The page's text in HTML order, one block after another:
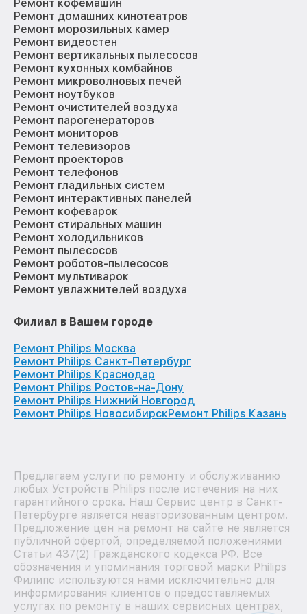
Ремонт кофемашин
Ремонт домашних кинотеатров
Ремонт морозильных камер
Ремонт видеостен
Ремонт вертикальных пылесосов
Ремонт кухонных комбайнов
Ремонт микроволновых печей
Ремонт ноутбуков
Ремонт очистителей воздуха
Ремонт парогенераторов
Ремонт мониторов
Ремонт телевизоров
Ремонт проекторов
Ремонт телефонов
Ремонт гладильных систем
Ремонт интерактивных панелей
Ремонт кофеварок
Ремонт стиральных машин
Ремонт холодильников
Ремонт пылесосов
Ремонт роботов-пылесосов
Ремонт мультиварок
Ремонт увлажнителей воздуха
Филиал в Вашем городе
Ремонт Philips Москва
Ремонт Philips Санкт-Петербург
Ремонт Philips Краснодар
Ремонт Philips Ростов-на-Дону
Ремонт Philips Нижний Новгород
Ремонт Philips НовосибирскРемонт Philips Казань
Предлагаем услуги по ремонту и обслуживанию
любых Устройств Philips после истечения на них
гарантийного срока. Наш Сервис центр в Санкт-
Петербурге является неавторизованным центром.
Предложение цен на ремонт на сайте не является
публичной офертой, определяемой положениями
Статьи 437(2) Гражданского кодекса РФ. Все
обозначения и упоминания торговой марки Philips
Филипс используются нами исключительно для
информирования клиентов о предоставляемых
услугах по ремонту в наших сервисных центрах,